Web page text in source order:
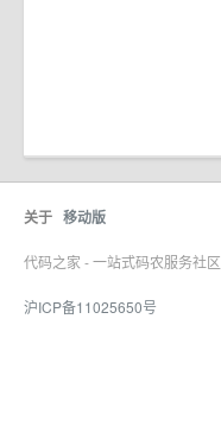
关于 移动版
代码之家 - 一站式码农服务社区
沪ICP备11025650号